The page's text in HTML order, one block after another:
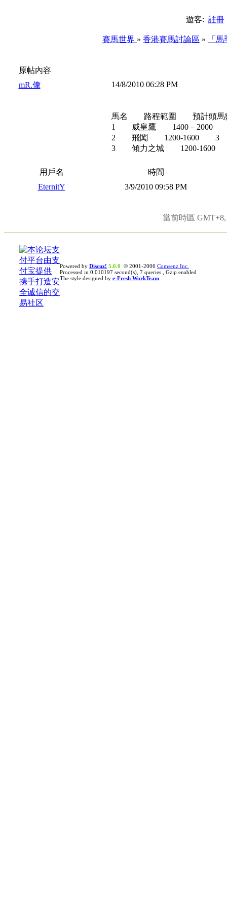
遊客: 註冊
賽馬世界 » 香港賽馬討論區 » 「
原帖內容
mR.偉
14/8/2010 06:28 PM
馬名 路程範圍 預計頭馬
1 威皇鷹 1400 – 2000
2 飛闖 1200-1600 3
3 傾力之城 1200-
用戶名
時間
EternitY
3/9/2010 09:58 PM
當前時區
Powered by Discuz! 5.0.0 © 2001-2006 Comsenz Inc.
Processed in 0.010197 second(s), 7 queries , Gzip enabled
The style designed by e-Fresh WorkTeam